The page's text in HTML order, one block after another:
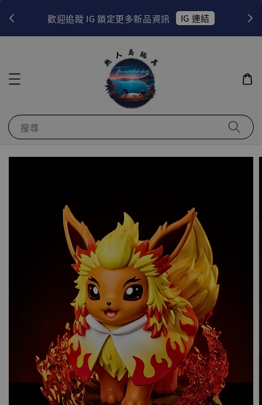
歡迎追蹤 IG 鎖定更多新品資訊 IG 連結
搜尋